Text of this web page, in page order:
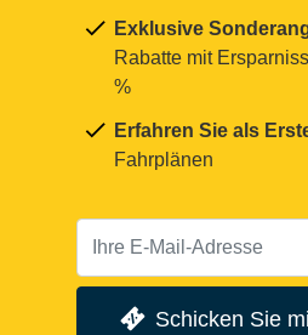
Exklusive
Rabatte mit
%
Erfahren Sie als
Fahrplänen
Schicken Sie